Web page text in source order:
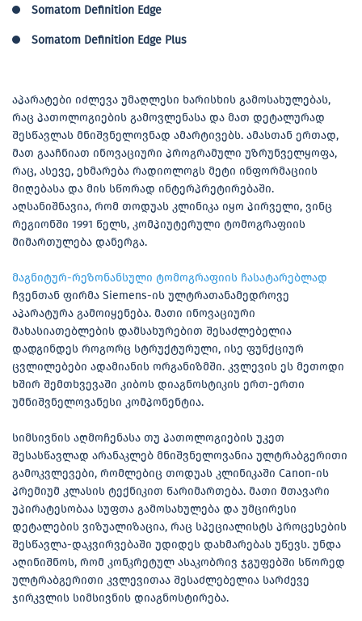
Somatom Definition Edge
Somatom Definition Edge Plus
აპარატები იძლევა უმაღლესი ხარისხის გამოსახულებას,
რაც პათოლოგიების გამოვლენასა და მათ დეტალურად
შესწავლას მნიშვნელოვნად ამარტივებს. ამასთან ერთად,
მათ გააჩნიათ ინოვაციური პროგრამული უზრუნველყოფა,
რაც, ასევე, ეხმარება რადიოლოგს მეტი ინფორმაციის
მიღებასა და მის სწორად ინტერპრეტირებაში.
აღსანიშნავია, რომ თოდუას კლინიკა იყო პირველი, ვინც
რეგიონში 1991 წელს, კომპიუტერული ტომოგრაფიის
მიმართულება დანერგა.
მაგნიტურ-რეზონანსული ტომოგრაფიის ჩასატარებლად
ჩვენთან ფირმა Siemens-ის ულტრათანამედროვე
აპარატურა გამოიყენება. მათი ინოვაციური
მახასიათებლების დამსახურებით შესაძლებელია
დადგინდეს როგორც სტრუქტურული, ისე ფუნქციურ
ცვლილებები ადამიანის ორგანიზმში. კვლევის ეს მეთოდი
ხშირ შემთხვევაში კიბოს დიაგნოსტიკის ერთ-ერთი
უმნიშვნელოვანესი კომპონენტია.
სიმსივნის აღმოჩენასა თუ პათოლოგიების უკეთ
შესასწავლად არანაკლებ მნიშვნელოვანია ულტრაბგერითი
გამოკვლევები, რომლებიც თოდუას კლინიკაში Canon-ის
პრემიუმ კლასის ტექნიკით წარიმართება. მათი მთავარი
უპირატესობაა სუფთა გამოსახულება და უმცირესი
დეტალების ვიზუალიზაცია, რაც სპეციალისტს პროცესების
შესწავლა-დაკვირვებაში უდიდეს დახმარებას უწევს. უნდა
აღინიშნოს, რომ კონკრეტულ ასაკობრივ ჯგუფებში სწორედ
ულტრაბგერითი კვლევითაა შესაძლებელია სარძევე
ჯირკვლის სიმსივნის დიაგნოსტირება.